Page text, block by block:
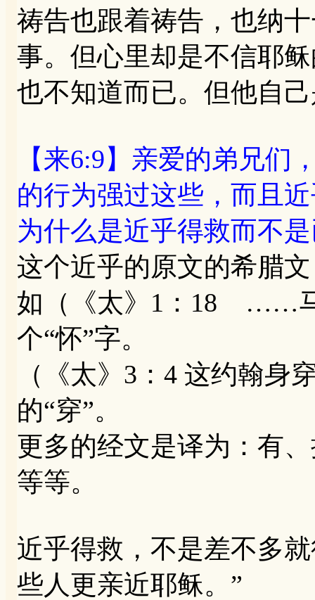
祷告也跟着祷告，也纳
事。但心里却是不信耶
也不知道而已。但他自
【来6:9】亲爱的弟兄们
的行为强过这些，而且
为什么是近乎得救而不
这个近乎的原文的希腊
如（《太》1：18 ……
个“怀”字。
（《太》3：4 这约翰
的“穿”。
更多的经文是译为：
等等。
近乎得救，不是差不多
些人更亲近耶稣。”